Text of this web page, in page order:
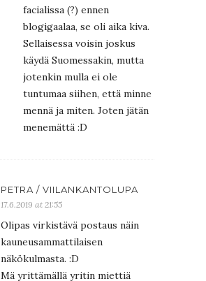
facialissa (?) ennen
blogigaalaa, se oli aika kiva.
Sellaisessa voisin joskus
käydä Suomessakin, mutta
jotenkin mulla ei ole
tuntumaa siihen, että minne
mennä ja miten. Joten jätän
menemättä :D
PETRA / VIILANKANTOLUPA
17.6.2019 at 21:55
Olipas virkistävä postaus näin
kauneusammattilaisen
näkökulmasta. :D
Mä yrittämällä yritin miettiä